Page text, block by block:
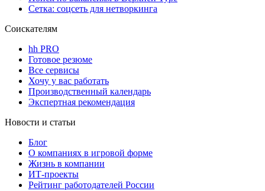
Сетка: соцсеть для нетворкинга
Соискателям
hh PRO
Готовое резюме
Все сервисы
Хочу у вас работать
Производственный календарь
Экспертная рекомендация
Новости и статьи
Блог
О компаниях в игровой форме
Жизнь в компании
ИТ-проекты
Рейтинг работодателей России